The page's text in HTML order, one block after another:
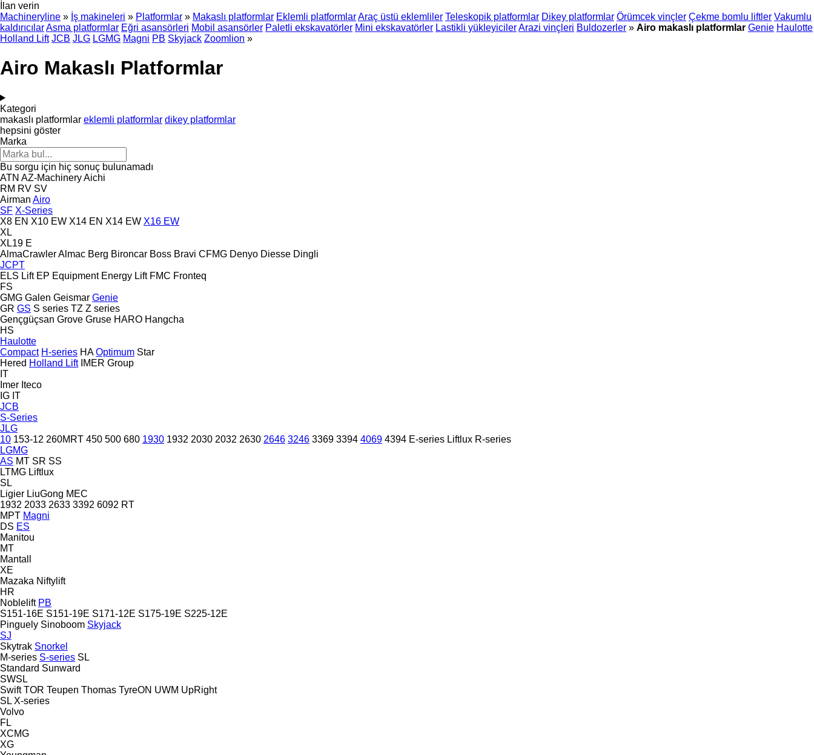
İlan verin
Machineryline » İş makineleri » Platformlar » Makaslı platformlar Eklemli platformlarAraç üstü eklemliler Teleskopik platformlar Dikey platformlar Örümcek vinçler Çekme bomlu liftler Vakumlu
kaldırıcılarAsma platformlar Eğri asansörleri Mobil asansörler Paletli ekskavatörler Mini ekskavatörler Lastikli yükleyicilerArazi vinçleri Buldozerler » Airo makaslı platformlar Genie Haulotte
Holland Lift JCB JLG LGMG Magni PB Skyjack Zoomlion »
Airo Makaslı Platformlar
Kategori
makaslı platformlar eklemli platformlar dikey platformlar
hepsini göster
Marka
Bu sorgu için hiç sonuç bulunamadı
ATN AZ-MachineryAichi
RM RV SV
Airman Airo
SF X-Series
X8 EN X10 EW X14 EN X14 EW X16 EW
XL
XL19 E
AlmaCrawlerAlmac Berg Bironcar Boss Bravi CFMG Denyo Diesse Dingli
JCPT
ELS Lift EP Equipment Energy Lift FMC Fronteq
FS
GMG Galen Geismar Genie
GR GS S series TZ Z series
Gençgüçsan Grove Gruse HARO Hangcha
HS
Haulotte
Compact H-series HA Optimum Star
Hered Holland Lift IMER Group
IT
Imer Iteco
IG IT
JCB
S-Series
JLG
10 153-12 260MRT 450 500 680 1930 1932 2030 2032 2630 2646 3246 3369 3394 4069 4394 E-series Liftlux R-series
LGMG
AS MT SR SS
LTMG Liftlux
SL
Ligier LiuGong MEC
1932 2033 2633 3392 6092 RT
MPT Magni
DS ES
Manitou
MT
Mantall
XE
Mazaka Niftylift
HR
Noblelift PB
S151-16E S151-19E S171-12E S175-19E S225-12E
Pinguely Sinoboom Skyjack
SJ
Skytrak Snorkel
M-series S-series SL
Standard Sunward
SWSL
Swift TOR Teupen Thomas TyreON UWM UpRight
SL X-series
Volvo
FL
XCMG
XG